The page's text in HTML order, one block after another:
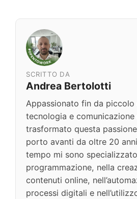
SCRITTO DA
Andrea Bertolotti
Appassionato fin da
tecnologia e
trasformato questa
porto avanti da oltre 20
tempo mi sono
programmazione, nella
contenuti online,
processi digitali e